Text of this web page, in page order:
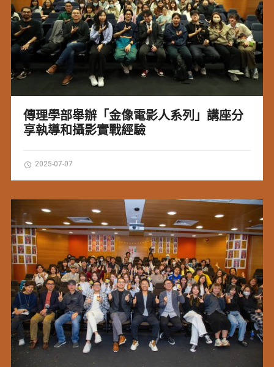
傳理學部舉辦「金像電影人系列」講座分
享執導和攝影實戰經驗
2025-07-07